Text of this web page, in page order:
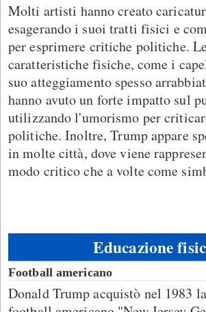
Molti artisti hanno creato
esagerando i suoi tratti fisici e
per esprimere critiche politiche.
caratteristiche fisiche, come i
suo atteggiamento spesso
hanno avuto un forte impatto sul
utilizzando l'umorismo per
politiche. Inoltre, Trump appare
in molte città, dove viene
modo critico che a volte come
Educazione
Football americano
Donald Trump acquistò nel 1983